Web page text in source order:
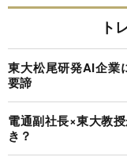
ト
東大松尾研発AI企業
要諦
電通副社長×東大教
き？